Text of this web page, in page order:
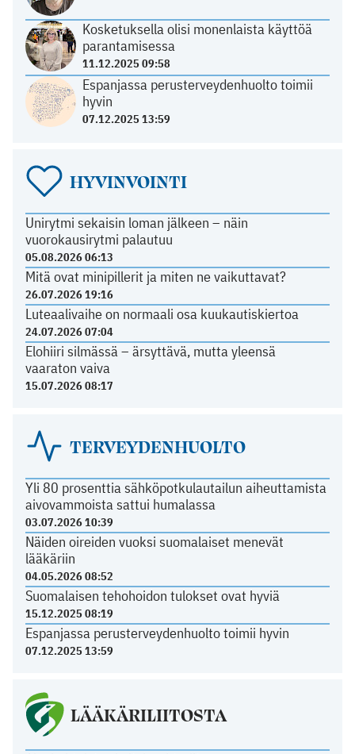
Kosketuksella olisi monenlaista käyttöä
parantamisessa
11.12.2025 09:58
Espanjassa perusterveydenhuolto toimii
hyvin
07.12.2025 13:59
HYVINVOINTI
Unirytmi sekaisin loman jälkeen – näin
vuorokausirytmi palautuu
05.08.2026 06:13
Mitä ovat minipillerit ja miten ne vaikuttavat?
26.07.2026 19:16
Luteaalivaihe on normaali osa kuukautiskiertoa
24.07.2026 07:04
Elohiiri silmässä – ärsyttävä, mutta yleensä
vaaraton vaiva
15.07.2026 08:17
TERVEYDENHUOLTO
Yli 80 prosenttia sähköpotkulautailun aiheuttamista
aivovammoista sattui humalassa
03.07.2026 10:39
Näiden oireiden vuoksi suomalaiset menevät
lääkäriin
04.05.2026 08:52
Suomalaisen tehohoidon tulokset ovat hyviä
15.12.2025 08:19
Espanjassa perusterveydenhuolto toimii hyvin
07.12.2025 13:59
LÄÄKÄRILIITOSTA